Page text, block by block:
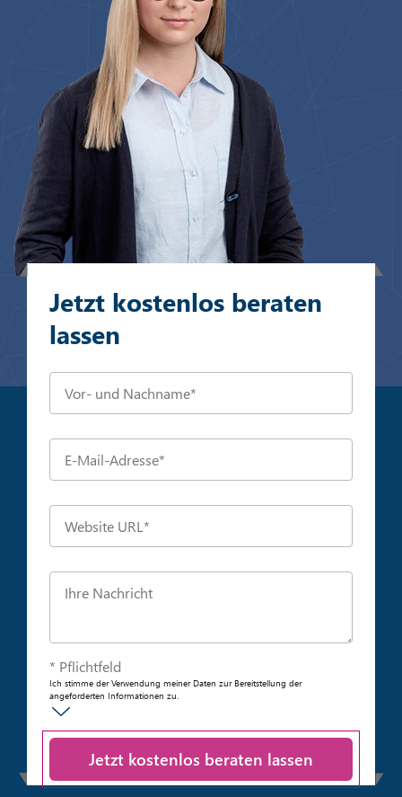
Jetzt kostenlos beraten
lassen
* Pflichtfeld
Ich stimme der Verwendung meiner Daten zur Bereitstellung der
angeforderten Informationen zu.